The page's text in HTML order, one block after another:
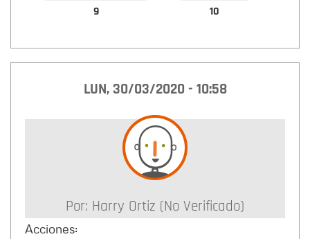
9 10
LUN, 30/03/2020 - 10:58
Por: Harry Ortiz (no Verificado)
Acciones: